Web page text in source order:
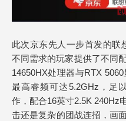
此次京东先人一步首发的联
不同需求的玩家提供了不同
14650HX处理器与RTX
最高睿频可达5.2GHz，足
作，配合16英寸2.5K 240Hz
击还是复杂的团战连招，画